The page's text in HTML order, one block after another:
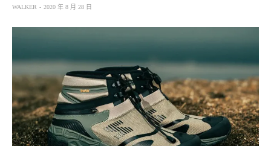
WALKER 2020 年 8 月 28 日